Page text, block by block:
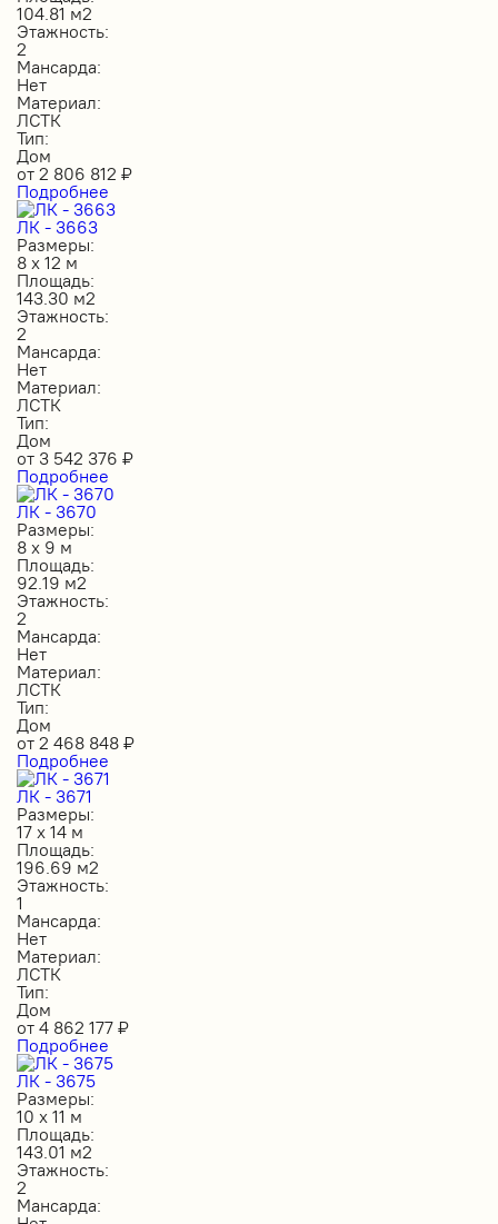
104.81 м2
Этажность:
2
Мансарда:
Нет
Материал:
ЛСТК
Тип:
Дом
от 2 806 812 ₽
Подробнее
ЛК - 3663
Размеры:
8 х 12 м
Площадь:
143.30 м2
Этажность:
2
Мансарда:
Нет
Материал:
ЛСТК
Тип:
Дом
от 3 542 376 ₽
Подробнее
ЛК - 3670
Размеры:
8 х 9 м
Площадь:
92.19 м2
Этажность:
2
Мансарда:
Нет
Материал:
ЛСТК
Тип:
Дом
от 2 468 848 ₽
Подробнее
ЛК - 3671
Размеры:
17 х 14 м
Площадь:
196.69 м2
Этажность:
1
Мансарда:
Нет
Материал:
ЛСТК
Тип:
Дом
от 4 862 177 ₽
Подробнее
ЛК - 3675
Размеры:
10 х 11 м
Площадь:
143.01 м2
Этажность:
2
Мансарда: